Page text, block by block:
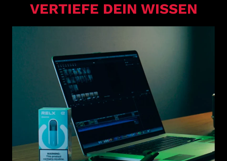
VERTIEFE DEIN WISSEN